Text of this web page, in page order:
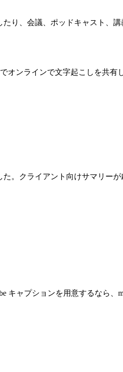
り、会議、ポッドキャスト、講
ンラインで文字起こしを共有
。クライアント向けサマリーが
ャプションを用意するなら、